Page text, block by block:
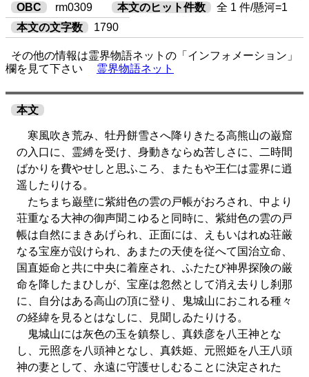
OBC
rm0309 本文のヒット件数
全 1 件/懸河=1
本文の文字数
1790
その他の情報は霊界物語ネットの「インフォメーション」
欄を見て下さい
霊界物語ネット
本文
寒風吹き荒み、牡丹餅雪さへ降りきたる高熊山の巌窟
の入口に、霊縛を受け、身動きならぬ苦しさに、二時間
ばかりを費やせしと思ふころ、またもや王仁は霊界に逍
遥したりける。
たちまち巌壁に紫紺色の雲の戸帳がおろされ、中より
荘重なる大神の御声聞こゆると同時に、紫紺色の雲の戸
帳は自然にまきあげられ、正面には、えもいはれぬ荘厳
なる宝座が設けられ、あまたの天使を従へて国治立命、
国直姫命と共に中央に着座され、ふたたび神界探険の厳
命を降したまひしが、宝座は忽然として消え去りし刹那
に、自分はある高山の頂に登り、鬼城山におこれる種々
の経緯を見るとはなしに、見聞しゐたりける。
鬼城山には灰色の玉を鎮祭し、真鉄彦を八王神とな
し、元照彦を八頭神となし、真鉄姫、元照姫を八王八頭
神の妻として、永遠に守護せしむることに決定された